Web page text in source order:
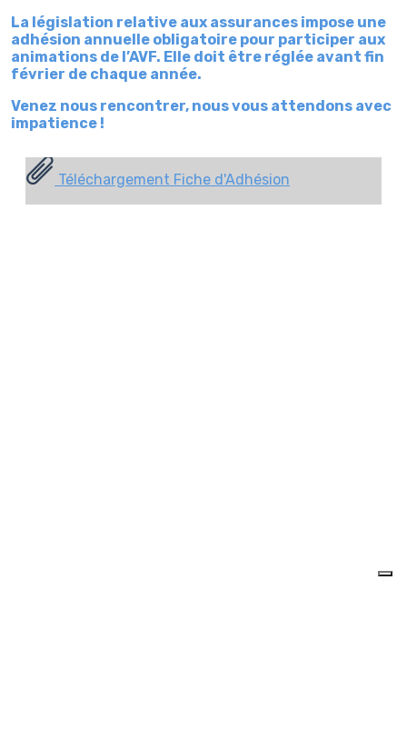
La législation relative aux assurances impose une
adhésion annuelle obligatoire pour participer aux
animations de l’AVF. Elle doit être réglée avant fin
février de chaque année.
Venez nous rencontrer, nous vous attendons avec
impatience !
Téléchargement Fiche d'Adhésion